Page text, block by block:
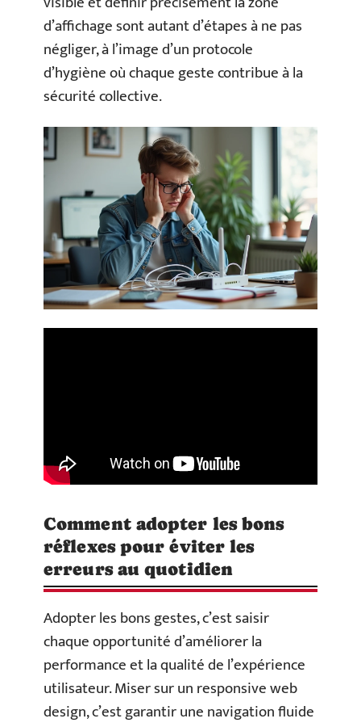
d’affichage sont autant d’étapes à ne pas
négliger, à l’image d’un protocole
d’hygiène où chaque geste contribue à la
sécurité collective.
Comment adopter les bons
réflexes pour éviter les
erreurs au quotidien
Adopter les bons gestes, c’est saisir
chaque opportunité d’améliorer la
performance et la qualité de l’expérience
utilisateur. Miser sur un responsive web
design, c’est garantir une navigation fluide